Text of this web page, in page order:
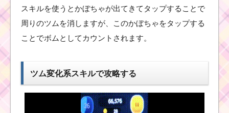
白い手のツムで１プレ
ッションを攻略するツ
ツムツム5月ルミエール
と攻略
スキルを使うとかぼちゃが出てきてタップすることで
周りのツムを消しますが、このかぼちゃをタップする
ことでボムとしてカウントされます。
ツム変化系スキルで攻略する